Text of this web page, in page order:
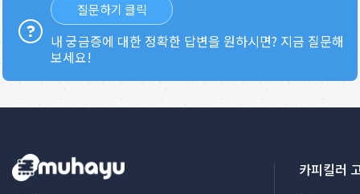
질문하기 클릭
내 궁금증에 대한 정확한 답변을 원하시면? 지금 질문해
보세요!
카피킬러